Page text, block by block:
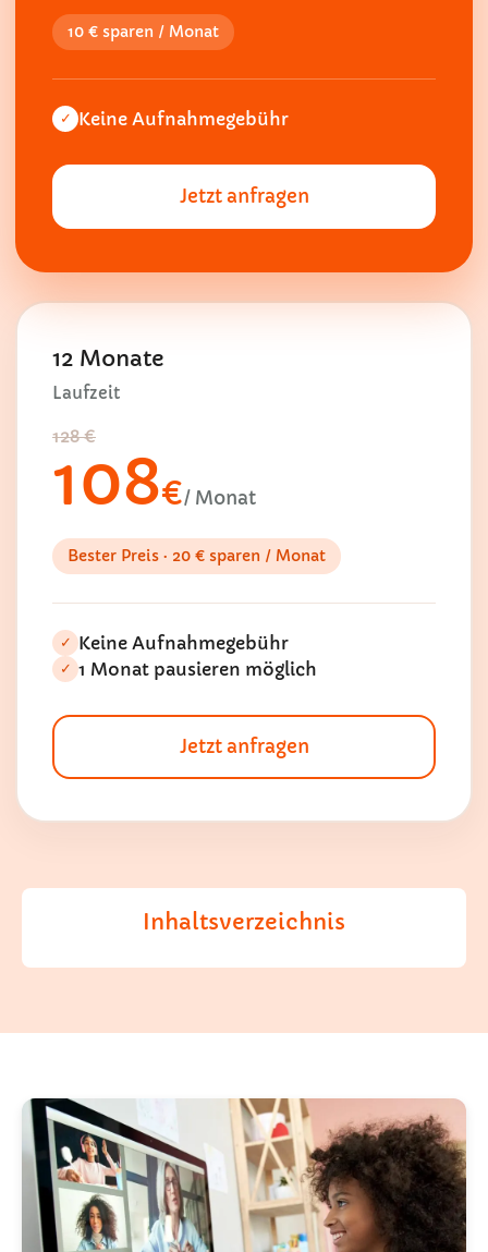
10 € sparen / Monat
✓ Keine Aufnahmegebühr
Jetzt anfragen
12 Monate
Laufzeit
128 €
108€/ Monat
Bester Preis · 20 € sparen / Monat
✓ Keine Aufnahmegebühr
✓ 1 Monat pausieren möglich
Jetzt anfragen
Inhaltsverzeichnis